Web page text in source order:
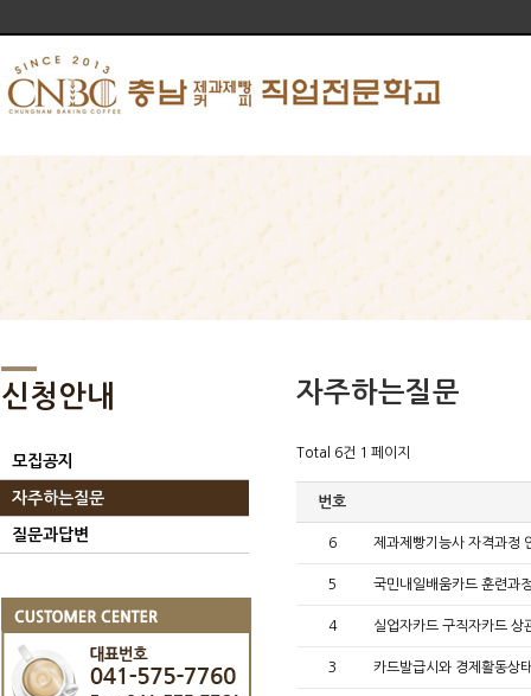
신청안내
모집공지
자주하는질문
질문과답변
자주하는질문
Total 6건 1 페이지
번호
6 제과제빵기능사 자격과정
5 국민내일배움카드 훈련과
4 실업자카드 구직자카드
3 카드발급시와 경제활동상